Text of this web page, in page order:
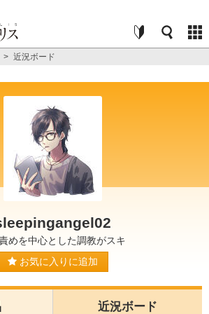
> 近況ボード
めを中心とした調教がスキ
お気に入りに追加
近況ボード